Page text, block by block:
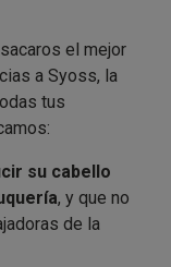
el mejor
a Syoss, la
tus
su cabello
, y que no
de la